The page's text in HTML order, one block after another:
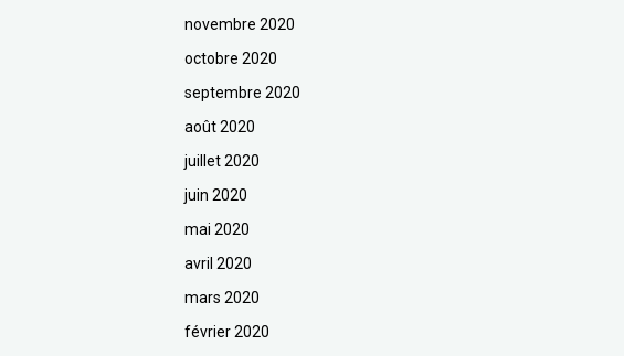
novembre 2020
octobre 2020
septembre 2020
août 2020
juillet 2020
juin 2020
mai 2020
avril 2020
mars 2020
février 2020